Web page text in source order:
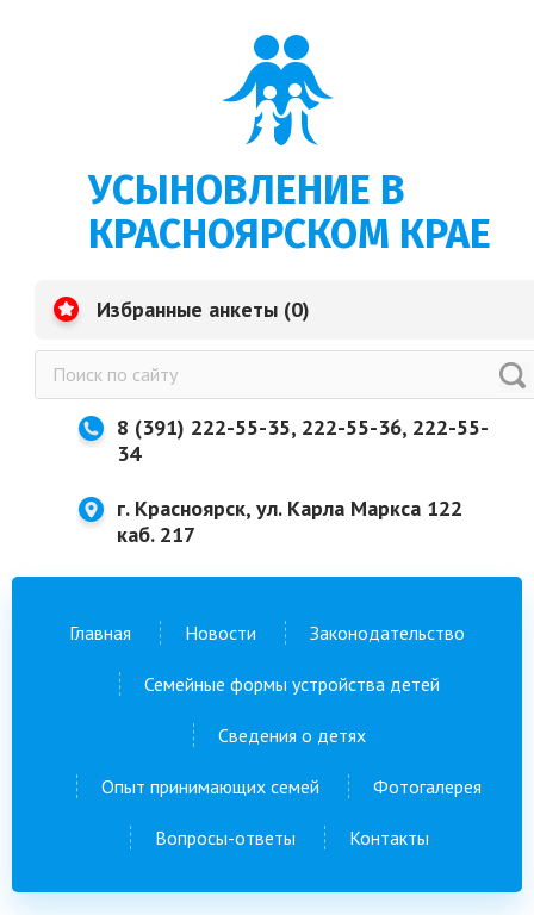
УСЫНОВЛЕНИЕ В
КРАСНОЯРСКОМ КРАЕ
Избранные анкеты (0)
8 (391) 222-55-35, 222-55-36, 222-55-
34
г. Красноярск, ул. Карла Маркса 122
каб. 217
Главная Новости Законодательство
Семейные формы устройства детей
Сведения о детях
Опыт принимающих семей Фотогалерея
Вопросы-ответы Контакты